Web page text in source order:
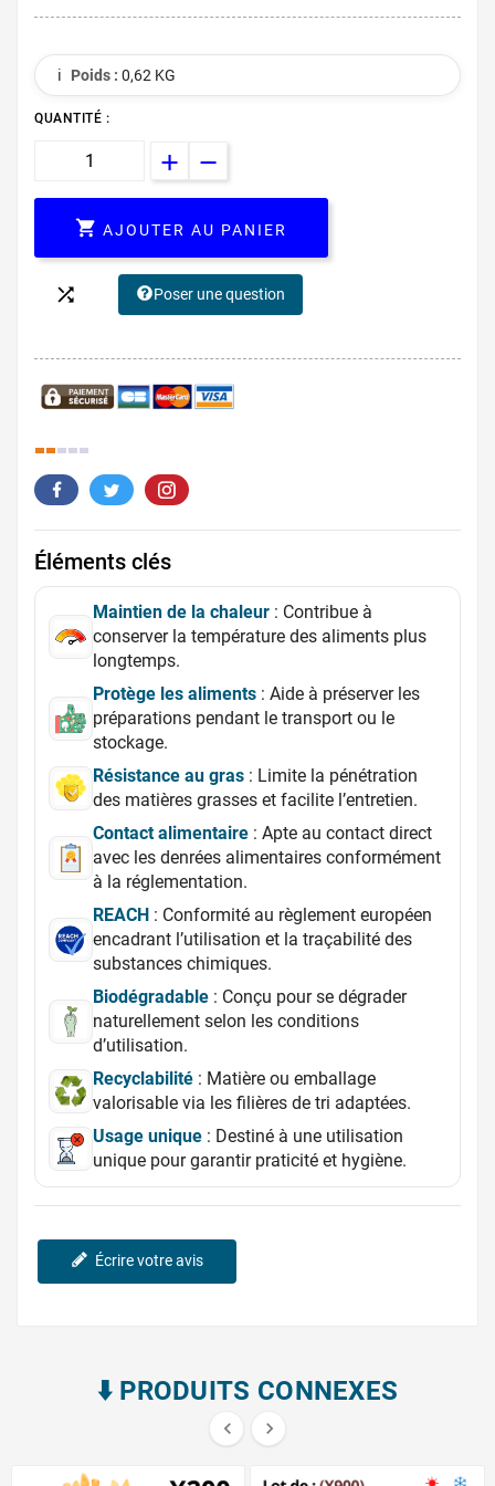
ℹ️ Poids : 0,62 KG
QUANTITÉ :
 AJOUTER AU PANIER
 Poser une question
Éléments clés
Maintien de la chaleur : Contribue à
conserver la température des aliments plus
longtemps.
Protège les aliments : Aide à préserver les
préparations pendant le transport ou le
stockage.
Résistance au gras : Limite la pénétration
des matières grasses et facilite l’entretien.
Contact alimentaire : Apte au contact direct
avec les denrées alimentaires conformément
à la réglementation.
REACH : Conformité au règlement européen
encadrant l’utilisation et la traçabilité des
substances chimiques.
Biodégradable : Conçu pour se dégrader
naturellement selon les conditions
d’utilisation.
Recyclabilité : Matière ou emballage
valorisable via les filières de tri adaptées.
Usage unique : Destiné à une utilisation
unique pour garantir praticité et hygiène.
Écrire votre avis
⬇️​ PRODUITS CONNEXES
 